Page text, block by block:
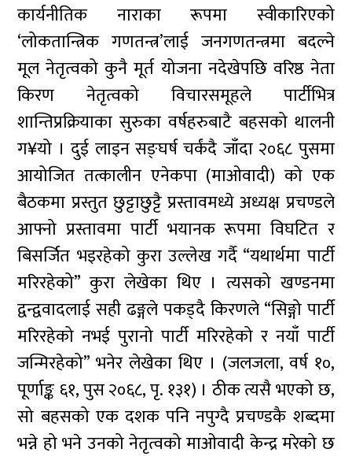
कार्यनीतिक नाराका रूपमा स्वीकारिएको
‘लोकतान्त्रिक गणतन्त्र’लाई जनगणतन्त्रमा बदल्ने
मूल नेतृत्वको कुनै मूर्त योजना नदेखेपछि वरिष्ठ नेता
किरण नेतृत्वको विचारसमूहले पार्टीभित्र
शान्तिप्रक्रियाका सुरुका वर्षहरुबाटै बहसको थालनी
ग¥यो । दुई लाइन सङ्घर्ष चर्कंदै जाँदा २०६८ पुसमा
आयोजित तत्कालीन एनेकपा (माओवादी) को एक
बैठकमा प्रस्तुत छुट्टाछुट्टै प्रस्तावमध्ये अध्यक्ष प्रचण्डले
आफ्नो प्रस्तावमा पार्टी भयानक रूपमा विघटित र
बिसर्जित भइरहेको कुरा उल्लेख गर्दै “यथार्थमा पार्टी
मरिरहेको” कुरा लेखेका थिए । त्यसको खण्डनमा
द्वन्द्ववादलाई सही ढङ्गले पकड्दै किरणले “सिङ्गो पार्टी
मरिरहेको नभई पुरानो पार्टी मरिरहेको र नयाँ पार्टी
जन्मिरहेको” भनेर लेखेका थिए । (जलजला, वर्ष १०,
पूर्णाङ्क ६१, पुस २०६८, पृ. १३१) । ठीक त्यसै भएको छ,
सो बहसको एक दशक पनि नपुग्दै प्रचण्डकै शब्दमा
भन्ने हो भने उनको नेतृत्वको माओवादी केन्द्र मरेको छ